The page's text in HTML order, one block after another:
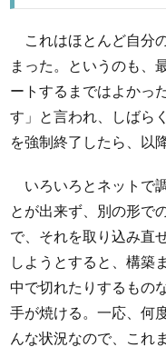
これはほとんど自分
まった。というのも、
ートするまではよかっ
す」と言われ、しばら
を強制終了したら、以
いろいろとネットで
とが出来ず、別の形で
で、それを取り込み直
しようとすると、構築
中で切れたりするもの
手が焼ける。一応、何
んな状況なので、これ